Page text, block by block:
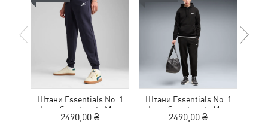
Штани Essentials No. 1
Logo Sweatpants Men
2490,00 ₴
Штани Essentials No. 1
Logo Sweatpants Men
2490,00 ₴